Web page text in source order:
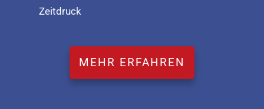
Zeitdruck
MEHR ERFAHREN